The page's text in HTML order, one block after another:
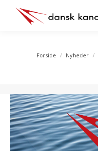
You are here:
Forside Nyheder